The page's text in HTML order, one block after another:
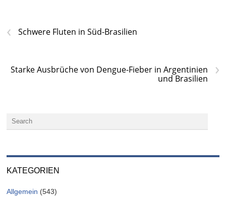
‹ Schwere Fluten in Süd-Brasilien
›
Starke Ausbrüche von Dengue-Fieber in Argentinien
und Brasilien
KATEGORIEN
Allgemein (543)